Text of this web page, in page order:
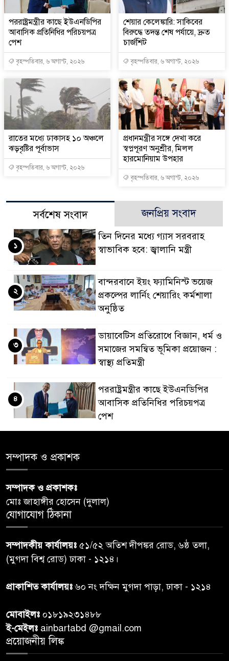
পররাষ্ট্রমন্ত্রীর কা‌ছে ইউএনডিপির
আবাসিক প্রতিনিধির পরিচয়পত্র
পেশ
বৃহস্পতিবার, ৬ অগাস্ট, ২০২৬
শেয়ার কেলেঙ্কারি: সাকিবের
বিরুদ্ধে তদন্ত শেষ পর্যায়ে, দ্রুত
চার্জশিট
বৃহস্পতিবার, ৬ অগাস্ট, ২০২৬
রাতের মধ্যে ঢাকাসহ ১০ অঞ্চলে
ঝড়বৃষ্টির পূর্বাভাস
বৃহস্পতিবার, ৬ অগাস্ট, ২০২৬
প্রধানমন্ত্রীর সঙ্গে দেখা করে
স্বপ্নপূরণ অনুশ্রীর, মিলল
হারমোনিয়াম উপহার
বৃহস্পতিবার, ৬ অগাস্ট, ২০২৬
সর্বশেষ সংবাদ জনপ্রিয় সংবাদ
তিন দিনের মধ্যে গ্যাস সরবরাহ
স্বাভাবিক হবে: জ্বালানি মন্ত্রী
১
বান্দরবানে ইয়ং ফ্যামিনিস্ট ভয়েজ
প্রকল্পের লার্নিং শেয়ারিং কর্মশালা
অনুষ্ঠিত
২
ডায়াবেটিস প্রতিরোধে বিজ্ঞান, ধর্ম ও
সমাজের সমন্বিত ভূমিকা প্রয়োজন :
স্বাস্থ্য প্রতিমন্ত্রী
৩
পররাষ্ট্রমন্ত্রীর কা‌ছে ইউএনডিপির
আবাসিক প্রতিনিধির পরিচয়পত্র
পেশ
৪
৫
ঝড়বৃষ্টির পূর্বাভাস
৬
অনুশ্রীর, মিলল হারমোনিয়াম
উপহার
৭
২০ আগস্ট রাষ্ট্রপতি নির্বাচন,
বান্দরবান বিজিবি সেক্টর সদর দপ্তর
৯
সম্পাদক ও প্রকাশক
সম্পাদক ও প্রকাশকঃ
মোঃ জাহাঙ্গীর হোসেন (দুলাল)
যোগাযোগ ঠিকানা
সম্পাদকীয় কার্যালয়ঃ ৫১/৫২ অতিশ দীপঙ্কর রোড, ৬ষ্ঠ তলা,
(মুগদা বিশ্ব রোড) ঢাকা - ১২১৪।
প্রাকাশিত কার্যালয়ঃ৬০ নং দক্ষিন মুগদা পাড়া, ঢাকা - ১২১৪
মোবাইলঃ ০১৮১৯২৩১৪৮৮
ই-মেইলঃ ainbartabd @gmail.com
প্রয়োজনীয় লিঙ্ক